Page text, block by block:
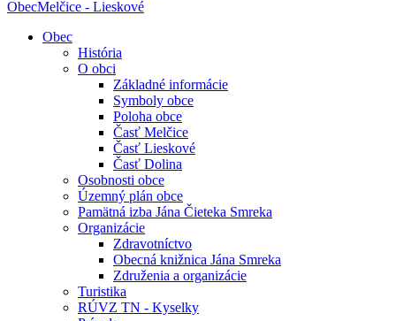
ObecMelčice - Lieskové
Obec
História
O obci
Základné informácie
Symboly obce
Poloha obce
Časť Melčice
Časť Lieskové
Časť Dolina
Osobnosti obce
Územný plán obce
Pamätná izba Jána Čieteka Smreka
Organizácie
Zdravotníctvo
Obecná knižnica Jána Smreka
Združenia a organizácie
Turistika
RÚVZ TN - Kyselky